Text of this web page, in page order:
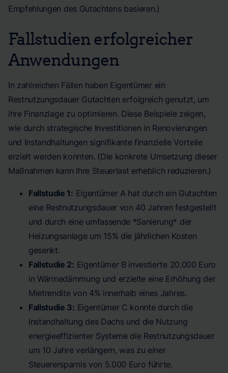
Empfehlungen des Gutachtens basieren.)
Fallstudien erfolgreicher
Anwendungen
In zahlreichen Fällen haben Eigentümer ein
Restnutzungsdauer Gutachten erfolgreich genutzt, um
ihre Finanzlage zu optimieren. Diese Beispiele zeigen,
wie durch strategische Investitionen in Renovierungen
und Instandhaltungen signifikante finanzielle Vorteile
erzielt werden konnten. (Die konkrete Umsetzung dieser
Maßnahmen kann Ihre Steuerlast erheblich reduzieren.)
Fallstudie 1: Eigentümer A hat durch ein Gutachten
eine Restnutzungsdauer von 40 Jahren festgestellt
und durch eine umfassende *Sanierung* der
Heizungsanlage um 15% die jährlichen Kosten
gesenkt.
Fallstudie 2: Eigentümer B investierte 20.000 Euro
in Wärmedämmung und erzielte eine Erhöhung der
Mietrendite von 4% innerhalb eines Jahres.
Fallstudie 3: Eigentümer C konnte durch die
Instandhaltung des Dachs und die Nutzung
energieeffizienter Systeme die Restnutzungsdauer
um 10 Jahre verlängern, was zu einer
Steuerersparnis von 5.000 Euro führte.